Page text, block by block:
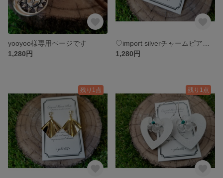
yooyoo様専用ページです
1,280円
1,280円
残り1点 残り1点